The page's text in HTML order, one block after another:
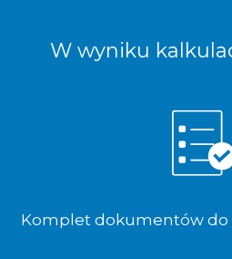
W wyniku
Komplet dokumentów do